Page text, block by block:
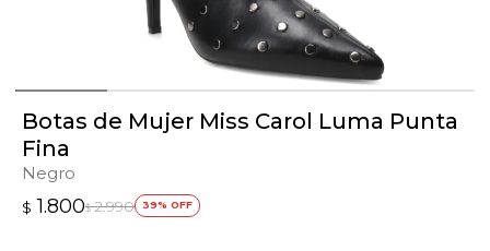
Botas de Mujer Miss Carol Luma Punta
Fina
Negro
$ 1.800$ 2.990 39